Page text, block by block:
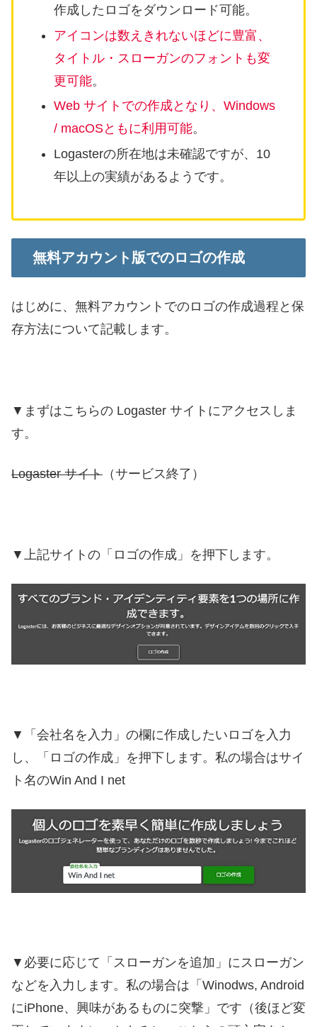
作成したロゴをダウンロード可能。
アイコンは数えきれないほどに豊富、
タイトル・スローガンのフォントも変
更可能。
Web サイトでの作成となり、Windows
/ macOSともに利用可能。
Logasterの所在地は未確認ですが、10
年以上の実績があるようです。
無料アカウント版でのロゴの作成
はじめに、無料アカウントでのロゴの作成過程と保
存方法について記載します。
▼まずはこちらの Logaster サイトにアクセスしま
す。
Logaster サイト （サービス終了）
▼上記サイトの「ロゴの作成」を押下します。
▼「会社名を入力」の欄に作成したいロゴを入力
し、「ロゴの作成」を押下します。私の場合はサイ
ト名のWin And I net
▼必要に応じて「スローガンを追加」にスローガン
などを入力します。私の場合は「Winodws, Android
にiPhone、興味があるものに突撃」です（後ほど変